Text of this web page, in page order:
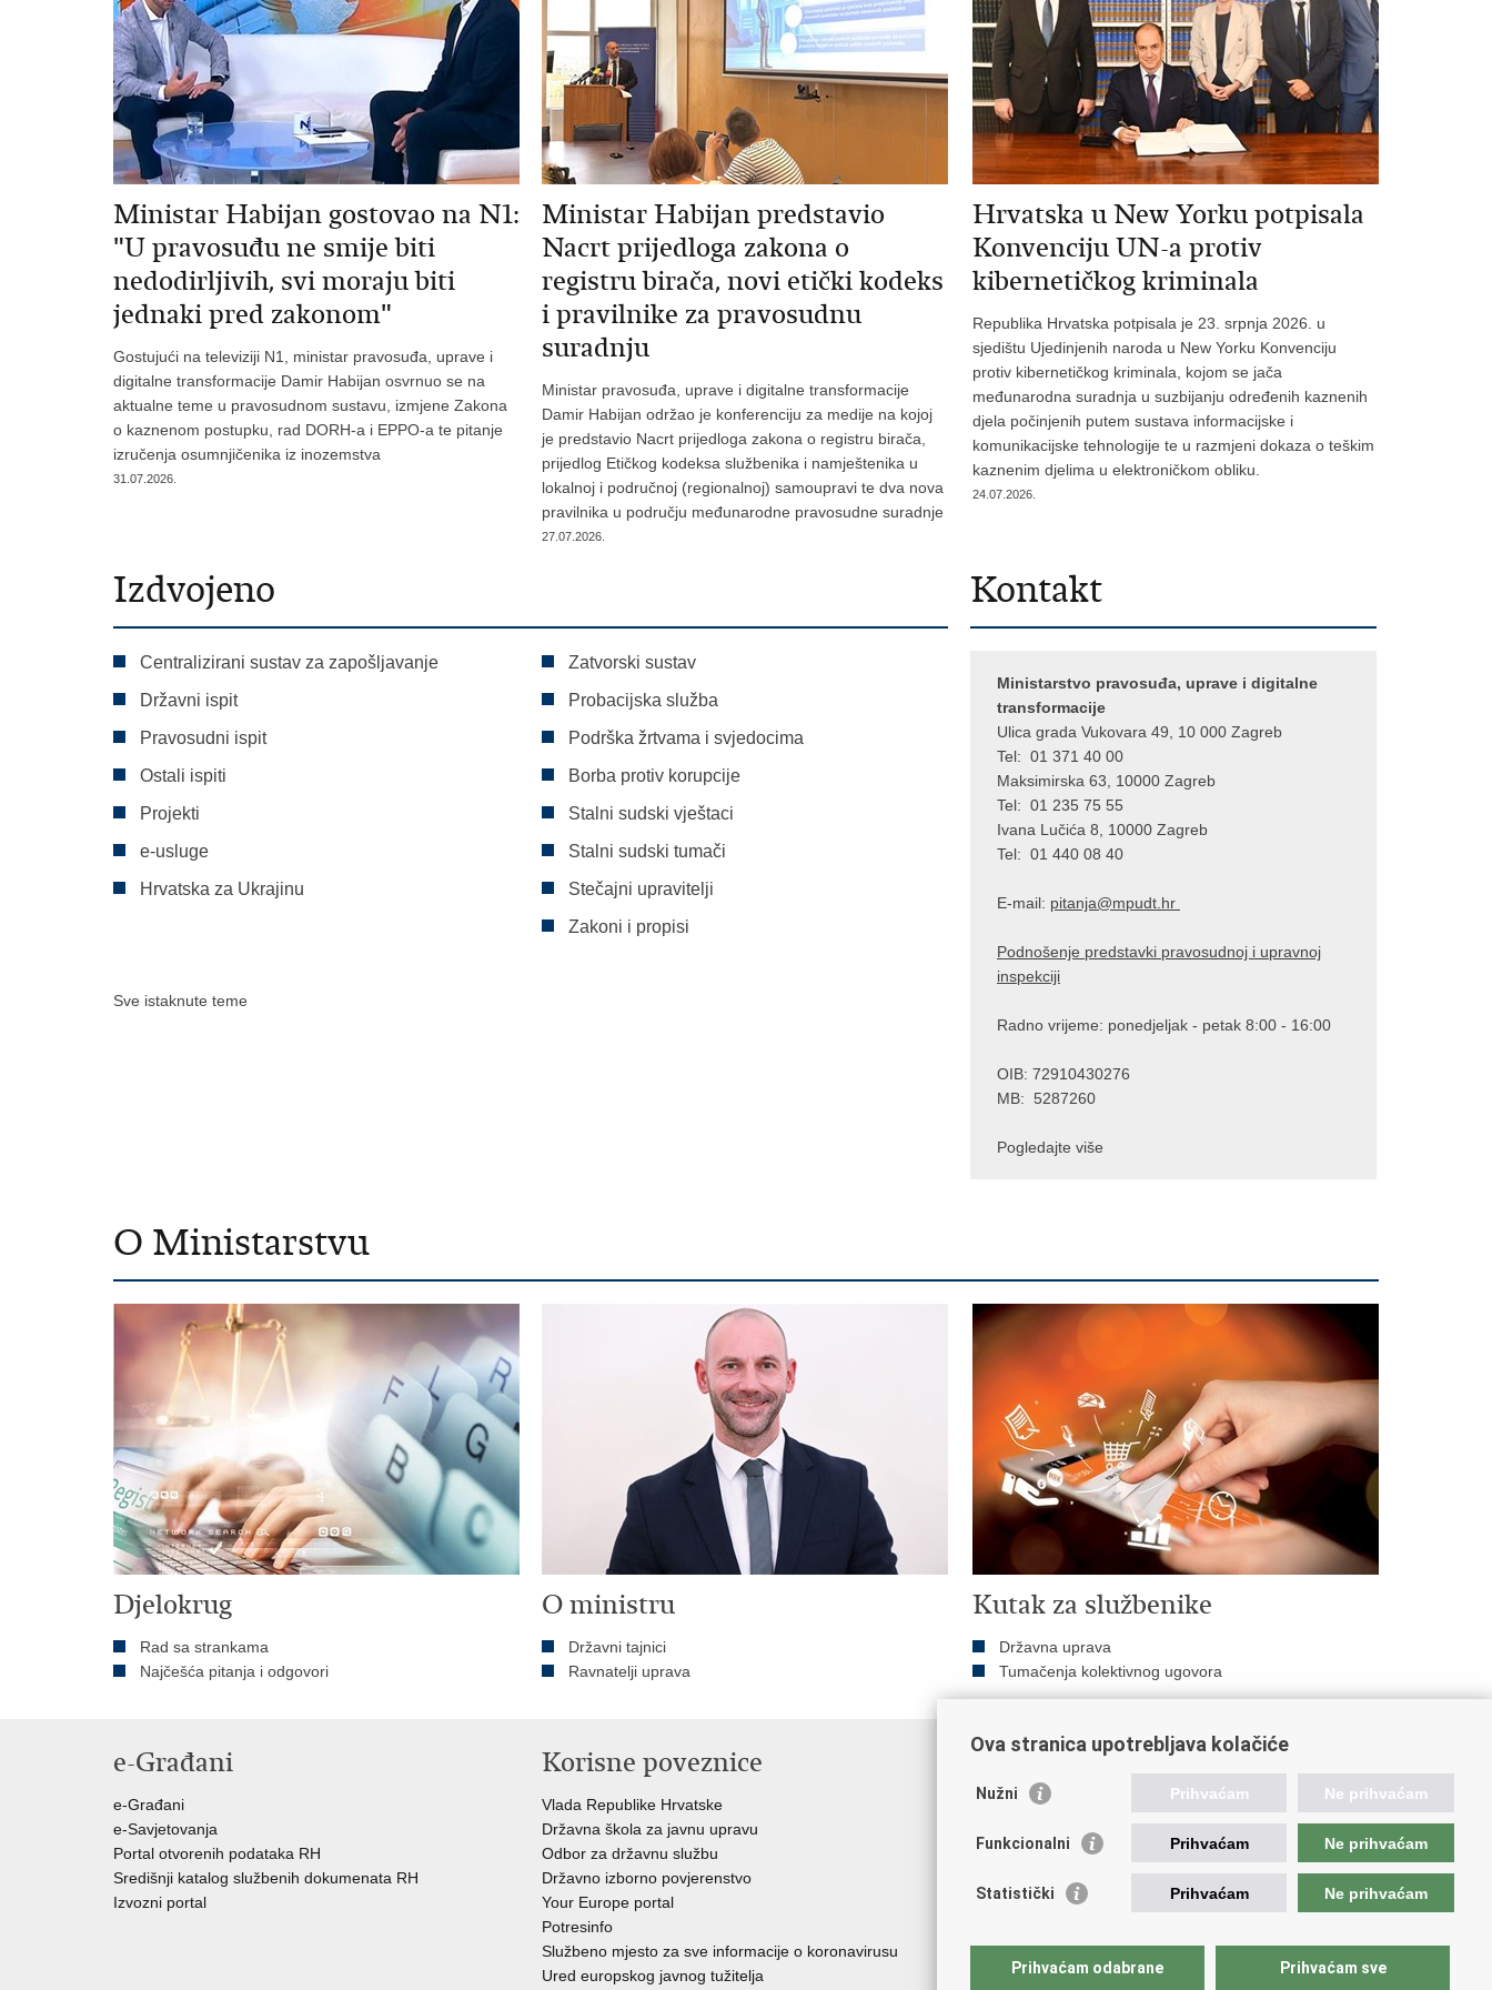
Ministar Habijan gostovao na N1:
"U pravosuđu ne smije biti
nedodirljivih, svi moraju biti
jednaki pred zakonom"
Gostujući na televiziji N1, ministar pravosuđa, uprave i
digitalne transformacije Damir Habijan osvrnuo se na
aktualne teme u pravosudnom sustavu, izmjene Zakona
o kaznenom postupku, rad DORH-a i EPPO-a te pitanje
izručenja osumnjičenika iz inozemstva
31.07.2026.
Ministar Habijan predstavio
Nacrt prijedloga zakona o
registru birača, novi etički kodeks
i pravilnike za pravosudnu
suradnju
Ministar pravosuđa, uprave i digitalne transformacije
Damir Habijan održao je konferenciju za medije na kojoj
je predstavio Nacrt prijedloga zakona o registru birača,
prijedlog Etičkog kodeksa službenika i namještenika u
lokalnoj i područnoj (regionalnoj) samoupravi te dva nova
pravilnika u području međunarodne pravosudne suradnje
27.07.2026.
Hrvatska u New Yorku potpisala
Konvenciju UN-a protiv
kibernetičkog kriminala
Republika Hrvatska potpisala je 23. srpnja 2026. u
sjedištu Ujedinjenih naroda u New Yorku Konvenciju
protiv kibernetičkog kriminala, kojom se jača
međunarodna suradnja u suzbijanju određenih kaznenih
djela počinjenih putem sustava informacijske i
komunikacijske tehnologije te u razmjeni dokaza o teškim
kaznenim djelima u elektroničkom obliku.
24.07.2026.
Izdvojeno
Centralizirani sustav za zapošljavanje
Državni ispit
Pravosudni ispit
Ostali ispiti
Projekti
e-usluge
Hrvatska za Ukrajinu
Sve istaknute teme
Zatvorski sustav
Probacijska služba
Podrška žrtvama i svjedocima
Borba protiv korupcije
Stalni sudski vještaci
Stalni sudski tumači
Stečajni upravitelji
Zakoni i propisi
Kontakt
Ministarstvo pravosuđa, uprave i digitalne
transformacije
Ulica grada Vukovara 49, 10 000 Zagreb
Tel: 01 371 40 00
Maksimirska 63, 10000 Zagreb
Tel: 01 235 75 55
Ivana Lučića 8, 10000 Zagreb
Tel: 01 440 08 40
E-mail: pitanja@mpudt.hr
Podnošenje predstavki pravosudnoj i upravnoj
inspekciji
Radno vrijeme: ponedjeljak - petak 8:00 - 16:00
OIB: 72910430276
MB: 5287260
Pogledajte više
O Ministarstvu
Djelokrug
Rad sa strankama
Najčešća pitanja i odgovori
Kutak za službenike
Državna uprava
Tumačenja kolektivnog ugovora
O ministru
Državni tajnici
Ravnatelji uprava
e-Građani
e-Građani
e-Savjetovanja
Portal otvorenih podataka RH
Središnji katalog službenih dokumenata RH
Izvozni portal
Korisne poveznice
Vlada Republike Hrvatske
Državna škola za javnu upravu
Odbor za državnu službu
Državno izborno povjerenstvo
Your Europe portal
Potresinfo
Službeno mjesto za sve informacije o koronavirusu
Ured europskog javnog tužitelja
Poveznice pravosudnog sustava
Portal sudova
Državno odvjetništvo
Ured za suzbijanje korupcije i organiziranog kriminaliteta
Državnoodvjetničko vijeće
Hrvatska odvjetnička komora
Hrvatska javnobilježnička komora
Ova stranica upotrebljava kolačiće
Nužni Prihvaćam Ne prihvaćam
Funkcionalni Prihvaćam Ne prihvaćam
Statistički Prihvaćam Ne prihvaćam
Prihvaćam odabrane Prihvaćam sve